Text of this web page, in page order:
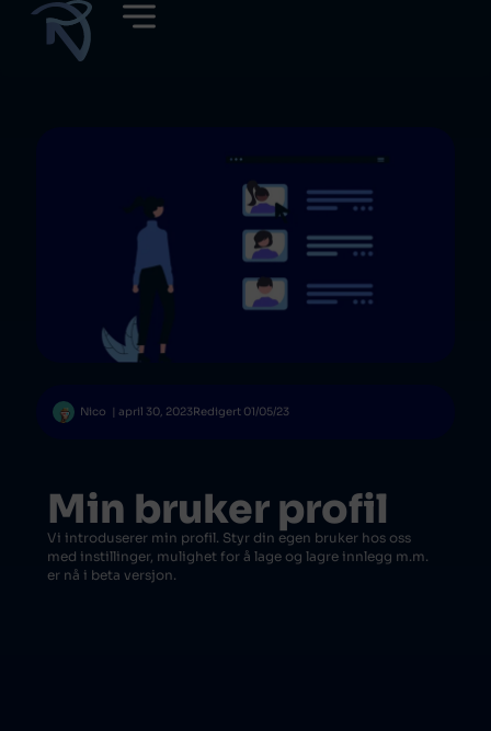
Nico |april 30, 2023Redigert 01/05/23
Min bruker profil
Vi introduserer min profil. Styr din egen bruker hos oss
med instillinger, mulighet for å lage og lagre innlegg m.m.
er nå i beta versjon.